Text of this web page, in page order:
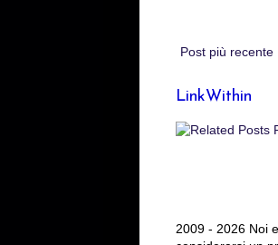
Post più recente
LinkWithin
2009 - 2026 Noi